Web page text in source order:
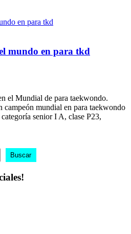
mundo en para tkd
el Mundial de para taekwondo.
mundial en para taekwondo
senior I A, clase P23,
Buscar